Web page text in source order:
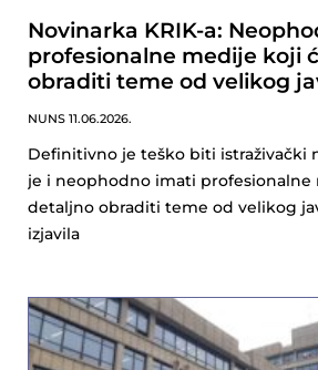
Novinarka KRIK-a:
profesionalne medije koji
obraditi teme od velikog
NUNS 11.06.2026.
Definitivno je teško biti istraživački
je i neophodno imati profesionalne
detaljno obraditi teme od velikog
izjavila